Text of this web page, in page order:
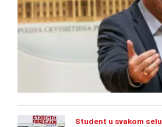
Student u svakom selu